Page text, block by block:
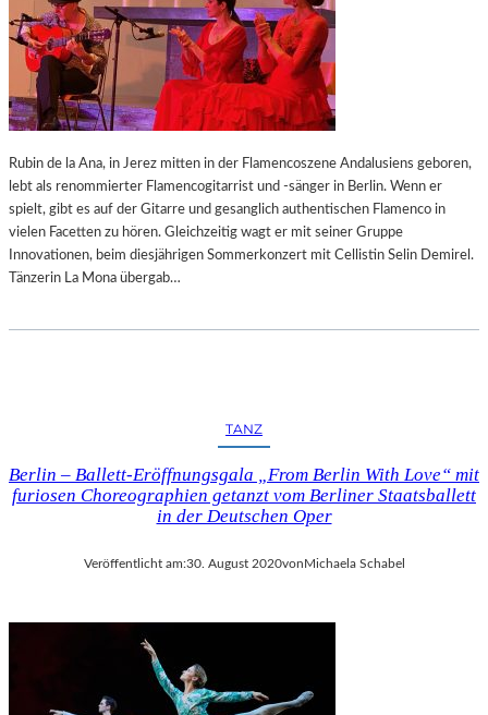
Rubin de la Ana, in Jerez mitten in der Flamencoszene Andalusiens geboren,
lebt als renommierter Flamencogitarrist und -sänger in Berlin. Wenn er
spielt, gibt es auf der Gitarre und gesanglich authentischen Flamenco in
vielen Facetten zu hören. Gleichzeitig wagt er mit seiner Gruppe
Innovationen, beim diesjährigen Sommerkonzert mit Cellistin Selin Demirel.
Tänzerin La Mona übergab…
TANZ
Berlin – Ballett-Eröffnungsgala „From Berlin With Love“ mit
furiosen Choreographien getanzt vom Berliner Staatsballett
in der Deutschen Oper
Veröffentlicht am:30. August 2020vonMichaela Schabel